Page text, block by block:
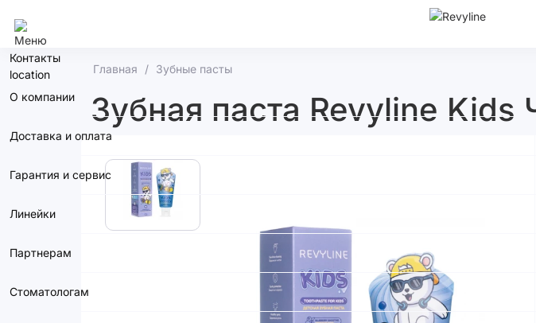
Контакты
О компании
Доставка и оплата
Гарантия и сервис
Линейки
Партнерам
Стоматологам
Главная Зубные пасты
Зубная паста Revyline Kids